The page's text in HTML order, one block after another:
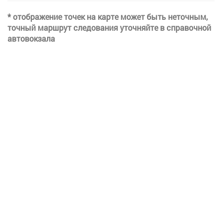
* отображение точек на карте может быть неточным,
точный маршрут следования уточняйте в справочной
автовокзала